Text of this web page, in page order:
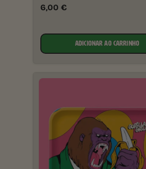
6,00 €
ADICIONAR AO CARRINHO